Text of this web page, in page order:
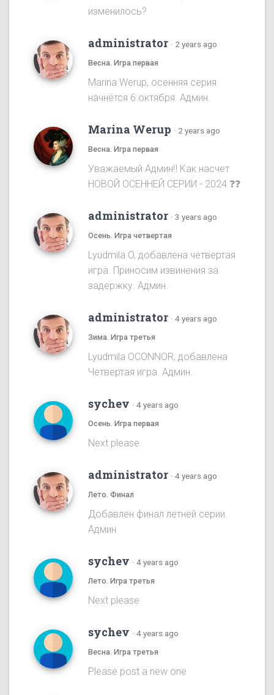
изменилось?
administrator · 2 years ago
Весна. Игра первая
Marina Werup, осенняя серия
начнётся 6 октября. Админ.
Marina Werup · 2 years ago
Весна. Игра первая
Уважаемый Админ‼️ Как насчет
НОВОЙ ОСЕННЕЙ СЕРИИ - 2024 ❓❓
administrator · 3 years ago
Осень. Игра четвертая
Lyudmila O, добавлена четвертая
игра. Приносим извинения за
задержку. Админ.
administrator · 4 years ago
Зима. Игра третья
Lyudmila OCONNOR, добавлена
Четвертая игра. Админ.
sychev · 4 years ago
Осень. Игра первая
Next please
administrator · 4 years ago
Лето. Финал
Добавлен финал летней серии.
Админ.
sychev · 4 years ago
Лето. Игра третья
Next please
sychev · 4 years ago
Весна. Игра третья
Please post a new one